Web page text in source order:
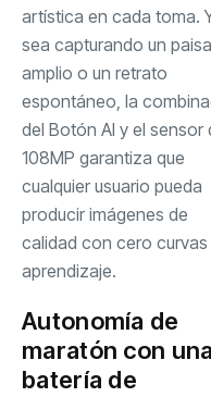
artística en cada toma.
sea capturando un
amplio o un retrato
espontáneo, la
del Botón AI y el sensor
108MP garantiza que
cualquier usuario pueda
producir imágenes de
calidad con cero curvas
aprendizaje.
Autonomía de
maratón con una
batería de